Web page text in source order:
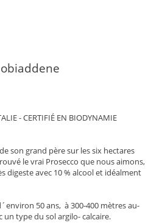
- CERTIFIÉ EN BIODYNAMIE
son grand père sur les six hectares
le vrai Prosecco que nous aimons,
digeste avec 10 % alcool et idéalment
50 ans, à 300-400 mètres au-
un type du sol argilo- calcaire.